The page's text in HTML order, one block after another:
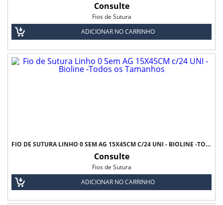
Consulte
Fios de Sutura
ADICIONAR NO CARRINHO
FIO DE SUTURA LINHO 0 SEM AG 15X45CM C/24 UNI - BIOLINE -TODOS OS TAMANHOS
Consulte
Fios de Sutura
ADICIONAR NO CARRINHO